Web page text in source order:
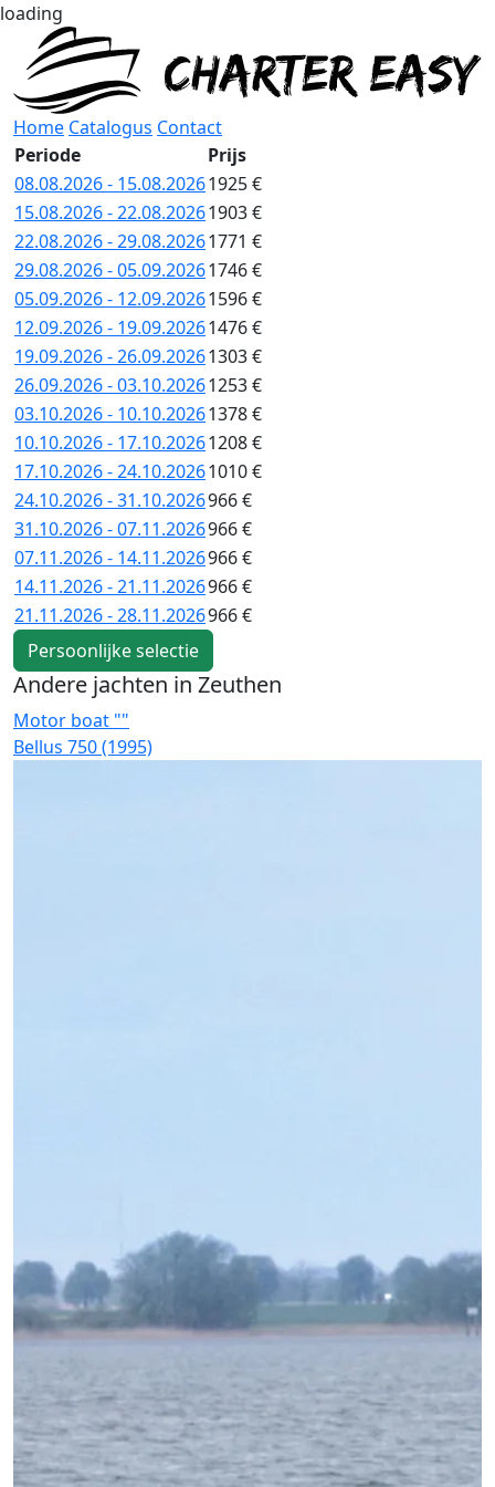
loading
Home Catalogus Contact
Periode
Prijs
08.08.2026 - 15.08.20261925 €
15.08.2026 - 22.08.20261903 €
22.08.2026 - 29.08.20261771 €
29.08.2026 - 05.09.20261746 €
05.09.2026 - 12.09.20261596 €
12.09.2026 - 19.09.20261476 €
19.09.2026 - 26.09.20261303 €
26.09.2026 - 03.10.20261253 €
03.10.2026 - 10.10.20261378 €
10.10.2026 - 17.10.20261208 €
17.10.2026 - 24.10.20261010 €
24.10.2026 - 31.10.2026966 €
31.10.2026 - 07.11.2026966 €
07.11.2026 - 14.11.2026966 €
14.11.2026 - 21.11.2026966 €
21.11.2026 - 28.11.2026966 €
Persoonlijke selectie
Andere jachten in Zeuthen
Motor boat ""
Bellus 750 (1995)